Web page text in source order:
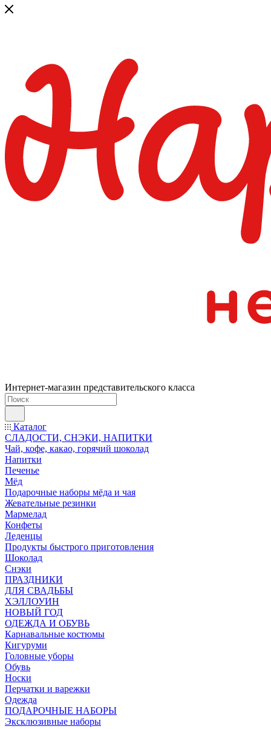
Интернет-магазин представительского класса
Каталог
СЛАДОСТИ, СНЭКИ, НАПИТКИ
Чай, кофе, какао, горячий шоколад
Напитки
Печенье
Мёд
Подарочные наборы мёда и чая
Жевательные резинки
Мармелад
Конфеты
Леденцы
Продукты быстрого приготовления
Шоколад
Снэки
ПРАЗДНИКИ
ДЛЯ СВАДЬБЫ
ХЭЛЛОУИН
НОВЫЙ ГОД
ОДЕЖДА И ОБУВЬ
Карнавальные костюмы
Кигуруми
Головные уборы
Обувь
Носки
Перчатки и варежки
Одежда
ПОДАРОЧНЫЕ НАБОРЫ
Эксклюзивные наборы